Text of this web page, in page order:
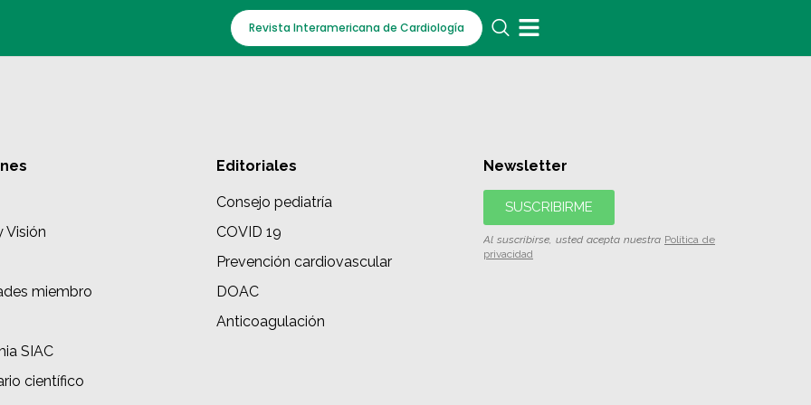
Revista Interamericana de Cardiología
Visión
miembro
SIAC
científico
Editoriales
Consejo pediatría
COVID 19
Prevención cardiovascular
DOAC
Anticoagulación
Newsletter
SUSCRIBIRME
Al suscribirse, usted acepta nuestra Política de
privacidad